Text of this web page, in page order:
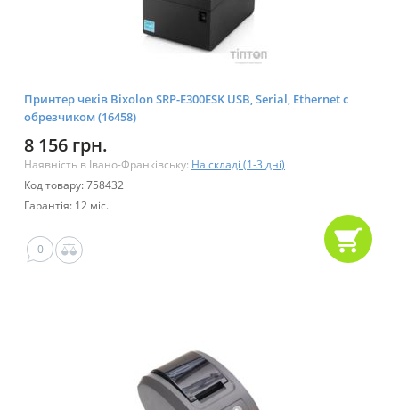
Принтер чеків Bixolon SRP-E300ESK USB, Serial, Ethernet с
обрезчиком (16458)
8 156 грн.
Наявність в Івано-Франківську: На складі (1-3 дні)
Код товару: 758432
Гарантія: 12 міс.
0